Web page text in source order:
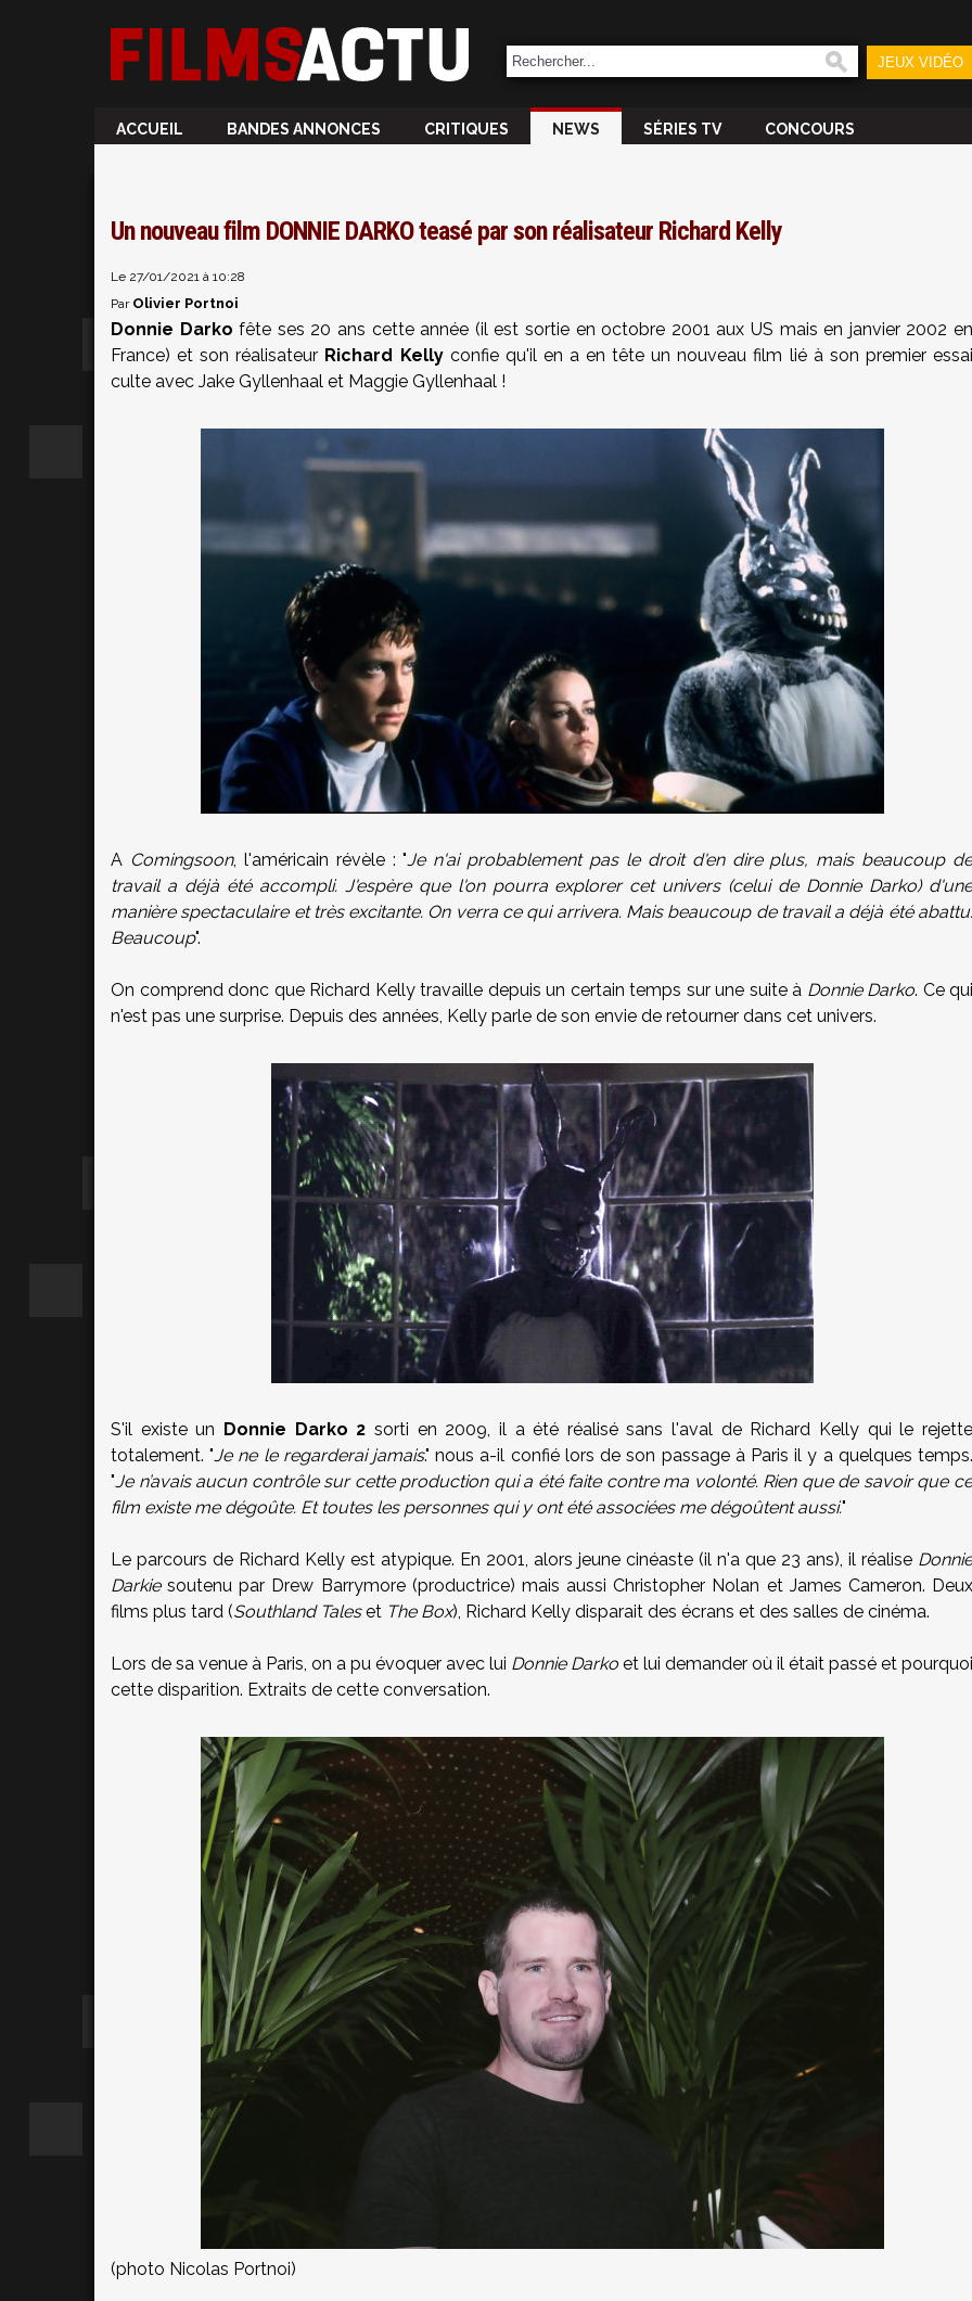
JEUX VIDÉO
ACCUEIL BANDES ANNONCES CRITIQUES NEWS SÉRIES TV CONCOURS
Un nouveau film DONNIE DARKO teasé par son réalisateur Richard Kelly
Le 27/01/2021 à 10:28
Par Olivier Portnoi
Donnie Darko fête ses 20 ans cette année (il est sortie en octobre 2001 aux US mais en janvier 2002
France) et son réalisateur Richard Kellyconfie qu'il en a en tête un nouveau film lié à son premier
culte avec Jake Gyllenhaal et Maggie Gyllenhaal !
A Comingsoon, l'américain révèle : "Je n'ai probablement pas le droit d'en dire plus, mais beaucoup de
travail a déjà été accompli. J'espère que l'on pourra explorer cet univers (celui de Donnie Darko) d'une
manière spectaculaire et très excitante. On verra ce qui arrivera. Mais beaucoup de travail a déjà été abattu.
Beaucoup".
On comprend donc que Richard Kelly travaille depuis un certain temps sur une suite à Donnie Darko. Ce qui
n'est pas une surprise. Depuis des années, Kelly parle de son envie de retourner dans cet univers.
S'il existe un Donnie Darko 2 sorti en 2009, il a été réalisé sans l'aval de Richard Kelly qui le
totalement. "Je ne le regarderai jamais." nous a-il confié lors de son passage à Paris il y a quelques
"Je n’avais aucun contrôle sur cette production qui a été faite contre ma volonté. Rien que de savoir que ce
film existe me dégoûte. Et toutes les personnes qui y ont été associées me dégoûtent aussi."
Le parcours de Richard Kelly est atypique. En 2001, alors jeune cinéaste (il n'a que 23 ans), il réalise Donnie
Darkiesoutenu par Drew Barrymore (productrice) mais aussi Christopher Nolan et James Cameron. Deux
films plus tard (Southland Taleset The Box), Richard Kelly disparait des écrans et des salles de cinéma.
Lors de sa venue à Paris, on a pu évoquer avec lui Donnie Darko et lui demander où il était passé et pourquoi
cette disparition. Extraits de cette conversation.
(photo Nicolas Portnoi)